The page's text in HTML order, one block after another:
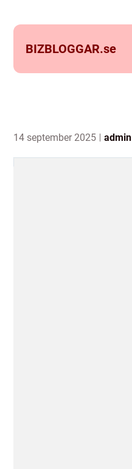
BIZBLOGGAR.se
14 september 2025 admin